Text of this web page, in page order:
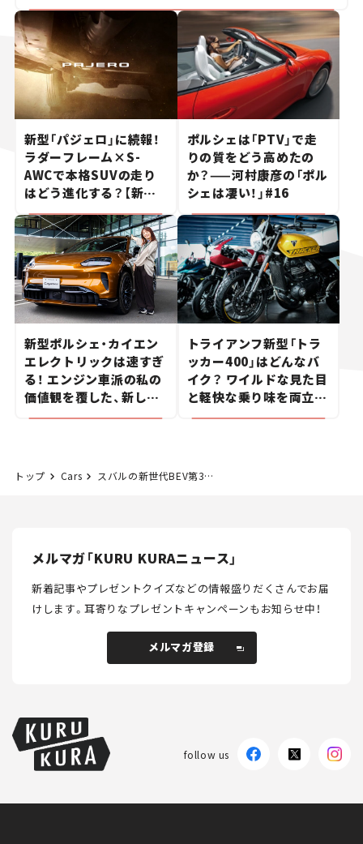
新型「パジェロ」に続報！
ラダーフレーム×S-
AWCで本格SUVの走り
はどう進化する？【新車
ニュース】
ポルシェは「PTV」で走
りの質をどう高めたの
か？——河村康彦の「ポル
シェは凄い！」#16
新型ポルシェ・カイエン
エレクトリックは速すぎ
る！ エンジン車派の私の
価値観を覆した、新しい
ポルシェの走り。
トライアンフ新型「トラ
ッカー400」はどんなバ
イク？ ワイルドな見た目
と軽快な乗り味を両立し
た400ccフラットトラッ
トップ Cars スバルの新世代BEV第3弾！ 新型「アンチャーテッド」は何がスゴい？【新車ニュース】
メルマガ「KURU KURAニュース」
新着記事やプレゼントクイズなどの情報盛りだくさんでお届
けします。耳寄りなプレゼントキャンペーンもお知らせ中！
メルマガ登録
follow us